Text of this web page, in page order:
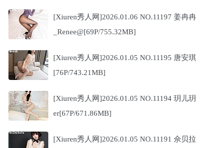
[Xiuren秀人网]2026.01.06 NO.11197 姜冉冉
_Renee@[69P/755.32MB]
[Xiuren秀人网]2026.01.05 NO.11195 唐安琪
[76P/743.21MB]
[Xiuren秀人网]2026.01.05 NO.11194 玥儿玥
er[67P/671.86MB]
[Xiuren秀人网]2026.01.05 NO.11191 佘贝拉